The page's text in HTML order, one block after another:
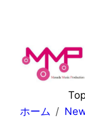
ホーム